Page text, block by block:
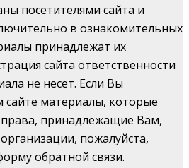
посетителями сайта и
в ознакомительных
принадлежат их
сайта ответственности
не несет. Если Вы
материалы, которые
принадлежащие Вам,
пожалуйста,
обратной связи.